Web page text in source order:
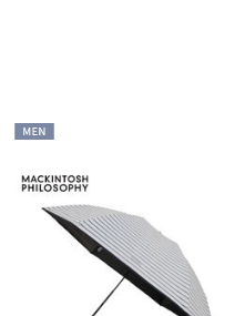
HANWAY（ギフト）
ハンウェイギフト
HELEN KAMINSKI
ヘレンカミンスキー